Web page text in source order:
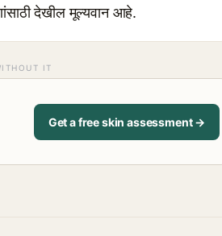
देखील मूल्यवान आहे.
IT
Get a free skin assessment →